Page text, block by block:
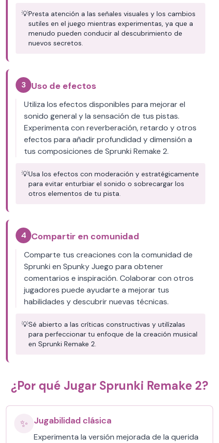
💡Presta atención a las señales visuales y los cambios
sutiles en el juego mientras experimentas, ya que a
menudo pueden conducir al descubrimiento de
nuevos secretos.
3 Uso de efectos
Utiliza los efectos disponibles para mejorar el
sonido general y la sensación de tus pistas.
Experimenta con reverberación, retardo y otros
efectos para añadir profundidad y dimensión a
tus composiciones de Sprunki Remake 2.
💡Usa los efectos con moderación y estratégicamente
para evitar enturbiar el sonido o sobrecargar los
otros elementos de tu pista.
4 Compartir en comunidad
Comparte tus creaciones con la comunidad de
Sprunki en Spunky Juego para obtener
comentarios e inspiración. Colaborar con otros
jugadores puede ayudarte a mejorar tus
habilidades y descubrir nuevas técnicas.
💡Sé abierto a las críticas constructivas y utilízalas
para perfeccionar tu enfoque de la creación musical
en Sprunki Remake 2.
¿Por qué Jugar Sprunki Remake 2?
✨ Jugabilidad clásica
Experimenta la versión mejorada de la querida